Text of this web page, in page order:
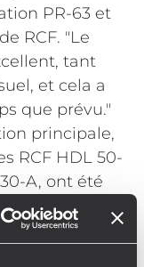
PR-63 et
RCF. "Le
tant
et cela a
que prévu."
principale,
RCF HDL 50-
A, ont été
moteur de
Le